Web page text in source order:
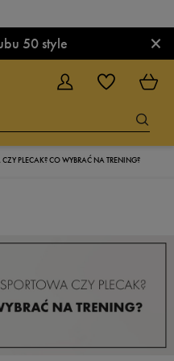
50 style ×
PLECAK? CO WYBRAĆ NA TRENING?